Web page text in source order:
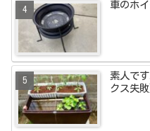
車のホ
素人で
クス失